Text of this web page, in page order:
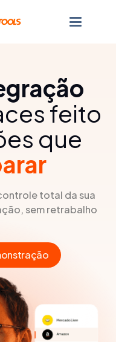
feito
que
total da sua
sem retrabalho